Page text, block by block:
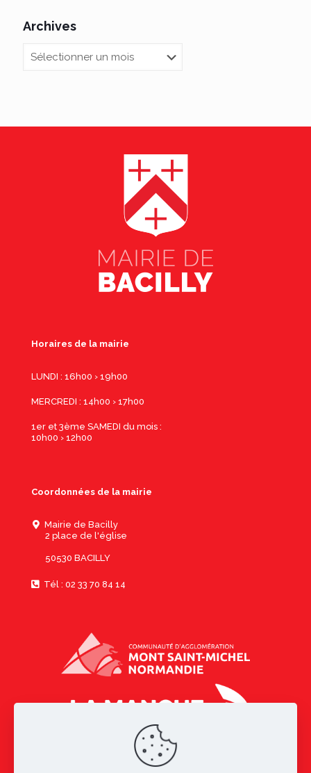
Archives
Archives
Horaires de la mairie
LUNDI : 16h00 › 19h00
MERCREDI : 14h00 › 17h00
1er et 3ème SAMEDI du mois :
10h00 › 12h00
Coordonnées de la mairie
Mairie de Bacilly
2 place de l'église
50530 BACILLY
Tél : 02 33 70 84 14